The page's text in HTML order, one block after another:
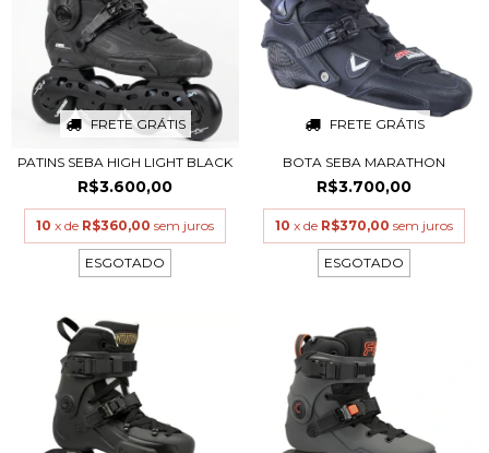
FRETE GRÁTIS
PATINS SEBA HIGH LIGHT BLACK
R$3.600,00
10 x de R$360,00 sem juros
ESGOTADO
FRETE GRÁTIS
BOTA SEBA MARATHON
R$3.700,00
10 x de R$370,00 sem juros
ESGOTADO